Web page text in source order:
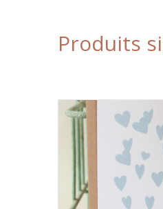
Produits